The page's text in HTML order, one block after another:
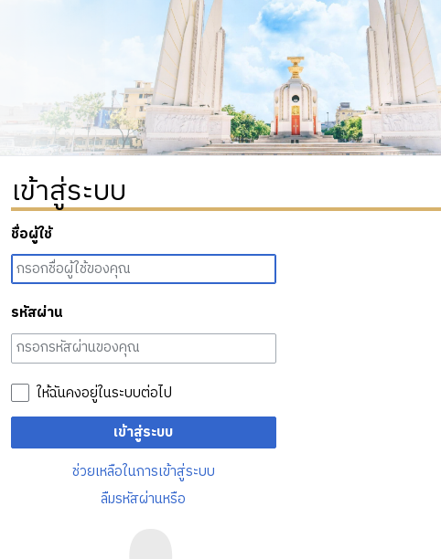
เข้าสู่ระบบ
ชื่อผู้ใช้
รหัสผ่าน
ให้ฉันคงอยู่ในระบบต่อไป
เข้าสู่ระบบ
ช่วยเหลือในการเข้าสู่ระบบ
ลืมรหัสผ่านหรือ